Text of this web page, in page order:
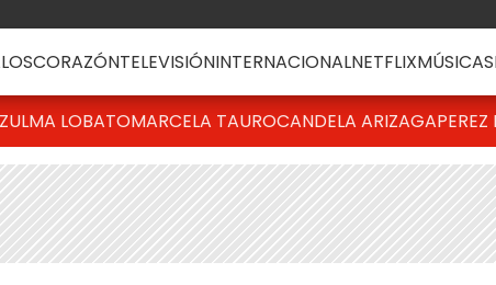
CORAZÓNTELEVISIÓNINTERNACIONALNETFLIXMÚSICA
ZULMA LOBATOMARCELA TAUROCANDELA ARIZAGA